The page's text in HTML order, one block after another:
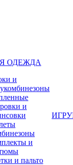
ОДЕЖДА
и
и
и
и пальто